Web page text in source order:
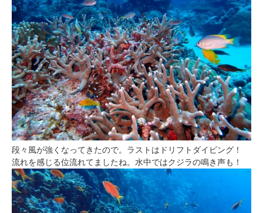
段々風が強くなってきたので。ラストはドリフトダイビング！
流れを感じる位流れてましたね。水中ではクジラの鳴き声も！